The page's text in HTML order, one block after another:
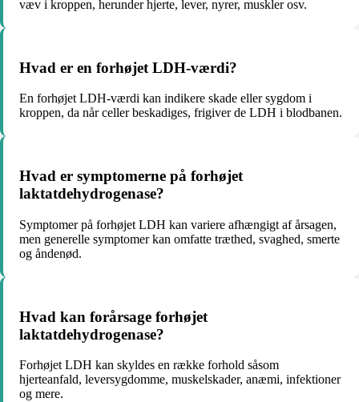
væv i kroppen, herunder hjerte, lever, nyrer, muskler osv.
Hvad er en forhøjet LDH-værdi?
En forhøjet LDH-værdi kan indikere skade eller sygdom i
kroppen, da når celler beskadiges, frigiver de LDH i blodbanen.
Hvad er symptomerne på forhøjet
laktatdehydrogenase?
Symptomer på forhøjet LDH kan variere afhængigt af årsagen,
men generelle symptomer kan omfatte træthed, svaghed, smerte
og åndenød.
Hvad kan forårsage forhøjet
laktatdehydrogenase?
Forhøjet LDH kan skyldes en række forhold såsom
hjerteanfald, leversygdomme, muskelskader, anæmi, infektioner
og mere.